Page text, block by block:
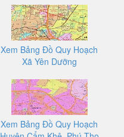
Xem Bảng Đồ Quy Hoạch
Xã Yên Dưỡng
Xem Bảng Đồ Quy Hoạch